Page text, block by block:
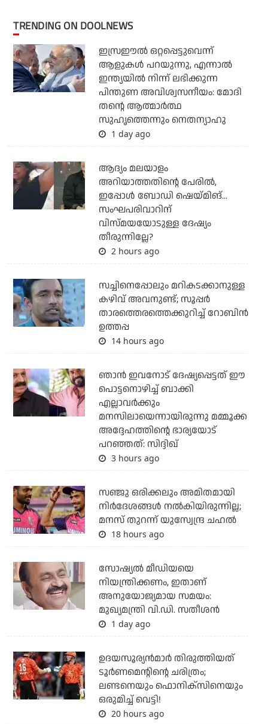
TRENDING ON DOOLNEWS
ഇസ്രഈല്‍ ഒറ്റപ്പെട്ടുവെന്ന്
ആളുകള്‍ പറയുന്നു, എന്നാല്‍
ഇന്ത്യയില്‍ നിന്ന് ലഭിക്കുന്ന
പിന്തുണ അവിശ്വസനീയം: മോദി
തന്റെ ആത്മാര്‍ത്ഥ
സുഹൃത്തെന്നും നെതന്യാഹു
1 day ago
ആദ്യം മലയാളം
അറിയാത്തതിന്റെ പേരില്‍,
ഇപ്പോള്‍ ബോഡി ഷെയ്മിങ്...
സംഘപരിവാറിന്
വിസ്മയയോടുള്ള ദേഷ്യം
തീരുന്നില്ലേ?
2 hours ago
സച്ചിനെപ്പോലും മറികടക്കാനുള്ള
കഴിവ് അവനുണ്ട്; സൂപ്പര്‍
താരത്തെരത്തെക്കുറിച്ച് റോബിന്‍
ഉത്തപ്പ
14 hours ago
ഞാന്‍ ഇവനോട് ദേഷ്യപ്പെട്ടത് ഈ
പൊട്ടനൊഴിച്ച് ബാക്കി
എല്ലാവര്‍ക്കും
മനസിലായെന്നായിരുന്നു മമ്മൂക്ക
അദ്ദേഹത്തിന്റെ ഭാര്യയോട്
പറഞ്ഞത്: സിദ്ദിഖ്
3 hours ago
സഞ്ജു ഒരിക്കലും അമിതമായി
നിര്‍ദേശങ്ങള്‍ നല്‍കിയിരുന്നില്ല;
മനസ് തുറന്ന് യുസ്വേന്ദ്ര ചഹല്‍
18 hours ago
സോഷ്യല്‍ മീഡിയയെ
നിയന്ത്രിക്കണം, ഇതാണ്
അനുയോജ്യമായ സമയം:
മുഖ്യമന്ത്രി വി.ഡി. സതീശന്‍
1 day ago
ഉദയസൂര്യന്‍മാര്‍ തിരുത്തിയത്
ടൂര്‍ണമെന്റിന്റെ ചരിത്രം;
ലണ്ടനെയും ഫൊനിക്‌സിനെയും
ഒരുമിച്ച് വെട്ടി!
20 hours ago